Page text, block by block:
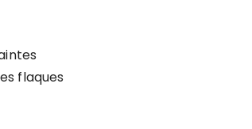
flaques